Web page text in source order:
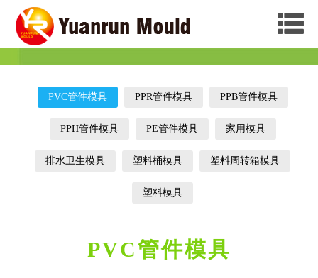
PVC管件模具 PPR管件模具 PPB管件模具
PPH管件模具 PE管件模具 家用模具
排水卫生模具 塑料桶模具 塑料周转箱模具
塑料模具
PVC管件模具